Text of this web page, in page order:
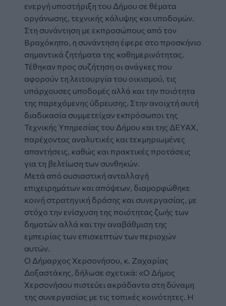
ενεργή υποστήριξη του Δήμου σε θέματα
οργάνωσης, τεχνικής κάλυψης και υποδομών.
Στη συνάντηση με εκπροσώπους από τον
Βραχόκηπο, η συνάντηση έφερε στο προσκήνιο
σημαντικά ζητήματα της καθημερινότητας.
Τέθηκαν προς συζήτηση οι ανάγκες που
αφορούν τη λειτουργία του οικισμού, τις
υπάρχουσες υποδομές αλλά και την ποιότητα
της παρεχόμενης ύδρευσης. Στην ανοιχτή αυτή
διαδικασία συμμετείχαν εκπρόσωποι της
Τεχνικής Υπηρεσίας του Δήμου και της ΔΕΥΑΧ,
παρέχοντας αναλυτικές και τεκμηριωμένες
απαντήσεις, καθώς και πρακτικές προτάσεις
για τη βελτίωση των συνθηκών.
Μετά από ουσιαστική ανταλλαγή
επιχειρημάτων και απόψεων, διαμορφώθηκε
κοινή στρατηγική δράσης και συνεργασίας, με
στόχο την ενίσχυση της ποιότητας ζωής των
δημοτών αλλά και την αναβάθμιση της
εμπειρίας των επισκεπτών των περιοχών
αυτών.
Ο Δήμαρχος Χερσονήσου, κ. Ζαχαρίας
Δοξαστάκης, δήλωσε σχετικά: «Ο Δήμος
Χερσονήσου πιστεύει ακράδαντα στη δύναμη
της συνεργασίας με τις τοπικές κοινότητες. Η